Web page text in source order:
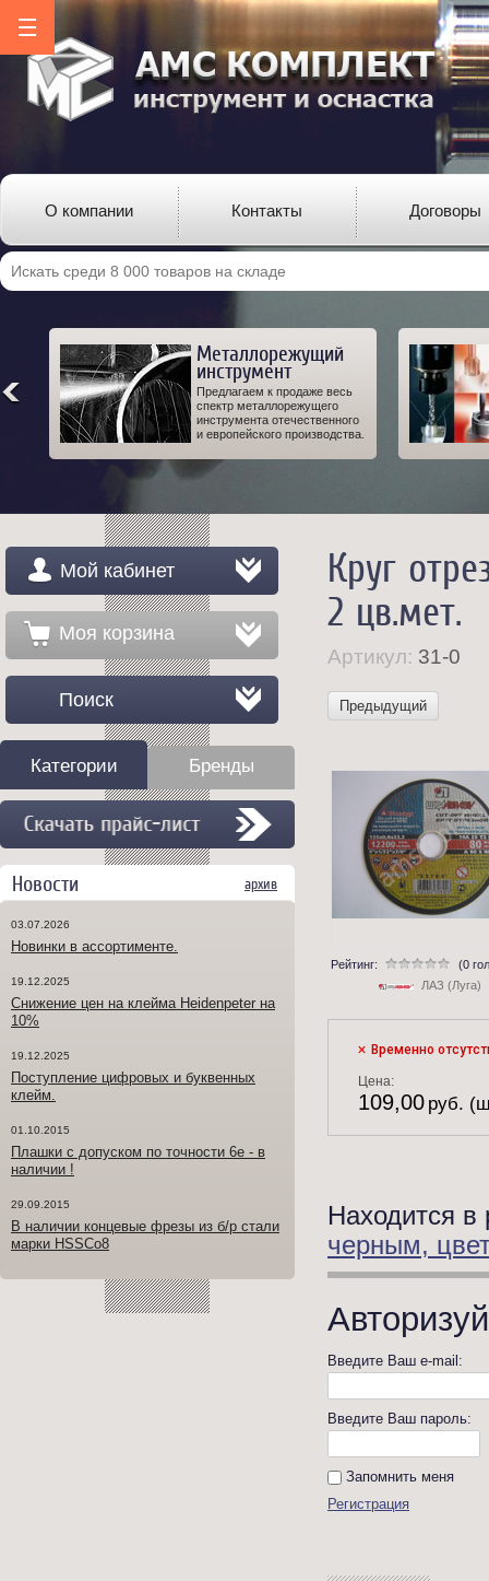
О компании Контакты Договоры
Металлорежущий
инструмент
Предлагаем к продаже весь
спектр металлорежущего
инструмента отечественного
и европейского производства.
Круг
2 цв.мет.
Артикул: 31-0
Предыдущий
Рейтинг:
(0
ЛАЗ (Луга)
Временно
Цена:
109,00 руб.
Находится в
черным,
Введите Ваш e-mail:
Введите Ваш пароль:
Запомнить меня
Регистрация
Мой кабинет
Моя корзина
Поиск
Категории Бренды
Новости архив
03.07.2026
Новинки в ассортименте.
19.12.2025
Снижение цен на клейма Heidenpeter на
10%
19.12.2025
Поступление цифровых и буквенных
клейм.
01.10.2015
Плашки с допуском по точности 6е - в
наличии !
29.09.2015
В наличии концевые фрезы из б/р стали
марки HSSCo8